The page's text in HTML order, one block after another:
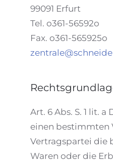
99091 Erfurt
Tel. o361-56592o
Fax. o361-565925o
zentrale@
Art. 6 Abs. S. 1 lit.
einen bestimmten
Vertragspartei die
Waren oder die